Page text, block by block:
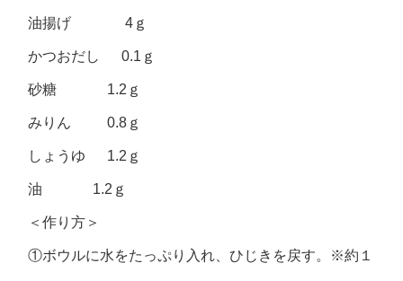
油揚げ 4ｇ
かつおだし 0.1ｇ
砂糖 1.2ｇ
みりん 0.8ｇ
しょうゆ 1.2ｇ
油 1.2ｇ
＜作り方＞
①ボウルに水をたっぷり入れ、ひじきを戻す。※約１